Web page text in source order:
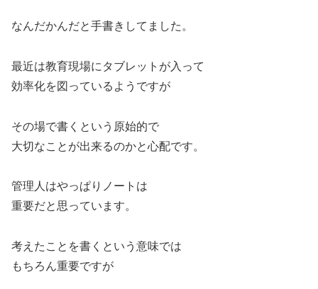
なんだかんだと手書きしてました。
最近は教育現場にタブレットが入って
効率化を図っているようですが
その場で書くという原始的で
大切なことが出来るのかと心配です。
管理人はやっぱりノートは
重要だと思っています。
考えたことを書くという意味では
もちろん重要ですが